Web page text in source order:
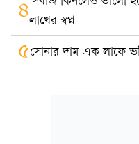
৪লাখের স্বপ্ন
৫সোনার দাম এক লাফে